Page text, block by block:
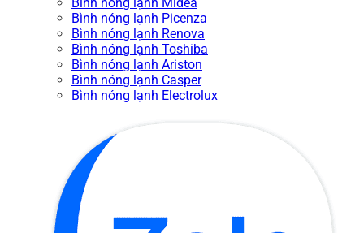
Bình nóng lạnh Picenza
Bình nóng lạnh Renova
Bình nóng lạnh Toshiba
Bình nóng lạnh Ariston
Bình nóng lạnh Casper
Bình nóng lạnh Electrolux